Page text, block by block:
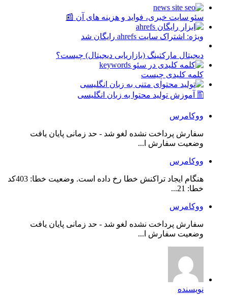
سئو سایت خبری، فواید و هزینه های آن 📰
ویژه: اشتراک سایت ahrefs رایگان شد
دیجیتال مارکتینگ (بازاریابی دیجیتال) چیست؟
کلمه کلیدی چیست
🖺 آموزش تولید محتوا به زبان انگلیسی
ووکامرس
سفارش پرداخت نشده لغو شد - حد زمانی پایان یافت
وضعیت سفارش ا...
ووکامرس
هنگام ایجاد تراکنش خطا رخ داده است. وضعیت خطا: 403کد
خطا: 21...
ووکامرس
سفارش پرداخت نشده لغو شد - حد زمانی پایان یافت
وضعیت سفارش ا...
نویسنده